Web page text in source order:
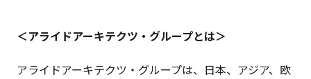
＜アライドアーキテクツ・グループとは＞
アライドアーキテクツ・グループは、日本、アジア、欧